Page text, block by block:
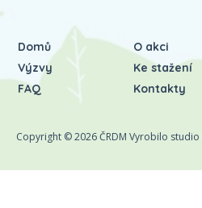
Domů O akci
Výzvy
Ke stažení
FAQ
Kontakty
Copyright © 2026 ČRDM Vyrobilo studio